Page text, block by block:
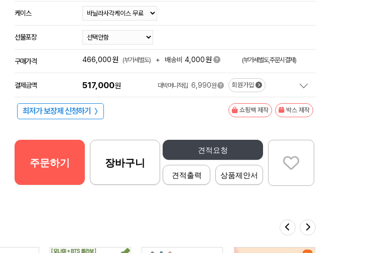
케이스
선물포장
구매가격 466,000원 (부가세별도) + 배송비 4,000원 (부가세별도,주문시결제)
결제금액 517,000원 대박머니적립 6,990원 회원가입
최저가 보장제 신청하기 〉 쇼핑백 제작 박스 제작
견적요청
견적출력 상품제안서
주문하기 장바구니